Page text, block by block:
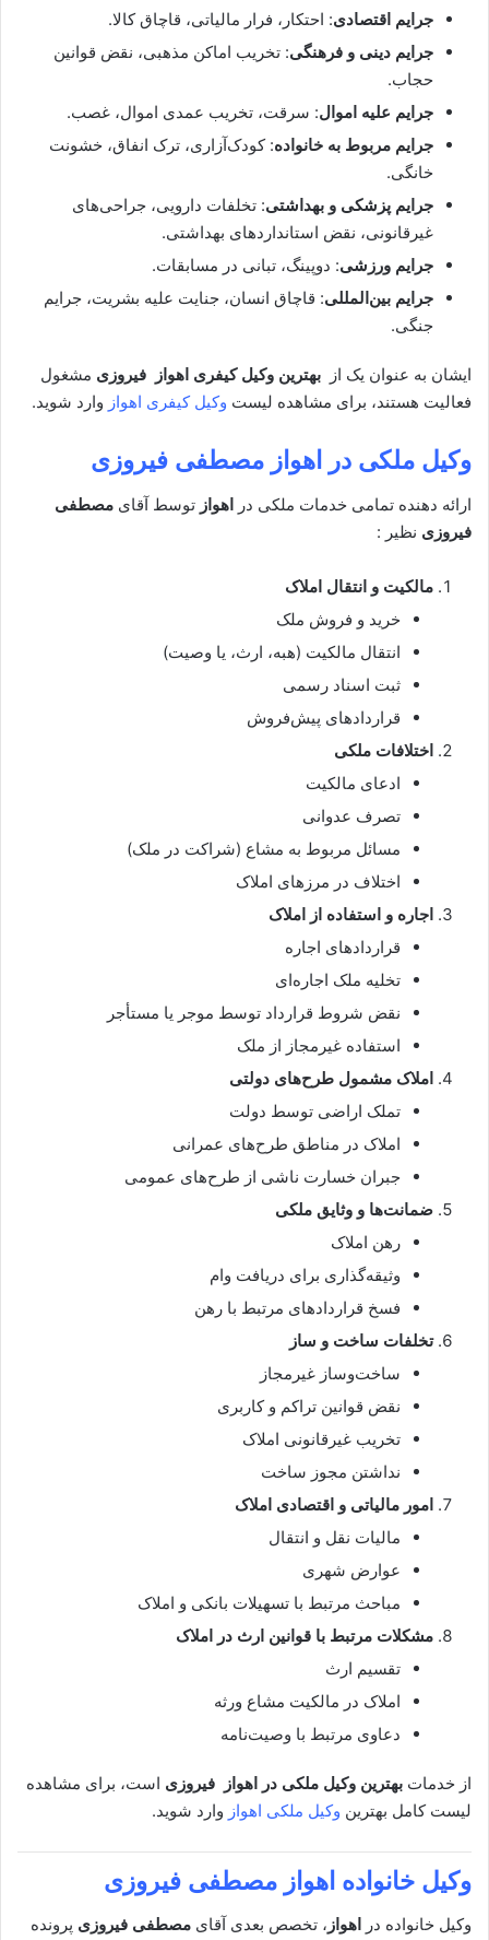
جرایم اقتصادی: احتکار، فرار مالیاتی، قاچاق کالا.
جرایم دینی و فرهنگی: تخریب اماکن مذهبی، نقض قوانین
حجاب.
جرایم علیه اموال: سرقت، تخریب عمدی اموال، غصب.
جرایم مربوط به خانواده: کودک‌آزاری، ترک انفاق، خشونت
خانگی.
جرایم پزشکی و بهداشتی: تخلفات دارویی، جراحی‌های
غیرقانونی، نقض استانداردهای بهداشتی.
جرایم ورزشی: دوپینگ، تبانی در مسابقات.
جرایم بین‌المللی: قاچاق انسان، جنایت علیه بشریت، جرایم
جنگی.
ایشان به عنوان یک از بهترین وکیل کیفری اهواز فیروزی مشغول
فعالیت هستند، برای مشاهده لیست وکیل کیفری اهواز وارد شوید.
وکیل ملکی در اهواز مصطفی فیروزی
ارائه دهنده تمامی خدمات ملکی در اهواز توسط آقای مصطفی
فیروزی نظیر :
مالکیت و انتقال املاک
خرید و فروش ملک
انتقال مالکیت (هبه، ارث، یا وصیت)
ثبت اسناد رسمی
قراردادهای پیش‌فروش
اختلافات ملکی
ادعای مالکیت
تصرف عدوانی
مسائل مربوط به مشاع (شراکت در ملک)
اختلاف در مرزهای املاک
اجاره و استفاده از املاک
قراردادهای اجاره
تخلیه ملک اجاره‌ای
نقض شروط قرارداد توسط موجر یا مستأجر
استفاده غیرمجاز از ملک
املاک مشمول طرح‌های دولتی
تملک اراضی توسط دولت
املاک در مناطق طرح‌های عمرانی
جبران خسارت ناشی از طرح‌های عمومی
ضمانت‌ها و وثایق ملکی
رهن املاک
وثیقه‌گذاری برای دریافت وام
فسخ قراردادهای مرتبط با رهن
تخلفات ساخت و ساز
ساخت‌وساز غیرمجاز
نقض قوانین تراکم و کاربری
تخریب غیرقانونی املاک
نداشتن مجوز ساخت
امور مالیاتی و اقتصادی املاک
مالیات نقل و انتقال
عوارض شهری
مباحث مرتبط با تسهیلات بانکی و املاک
مشکلات مرتبط با قوانین ارث در املاک
تقسیم ارث
املاک در مالکیت مشاع ورثه
دعاوی مرتبط با وصیت‌نامه
از خدمات بهترین وکیل ملکی در اهواز فیروزی است، برای مشاهده
لیست کامل بهترین وکیل ملکی اهواز وارد شوید.
وکیل خانواده اهواز مصطفی فیروزی
وکیل خانواده در اهواز ، تخصص بعدی آقای مصطفی فیروزی پرونده